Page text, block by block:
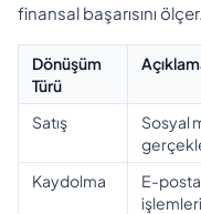
finansal başarısını
Dönüşüm
Türü
Satış
Sosyal
Kaydolma
E-